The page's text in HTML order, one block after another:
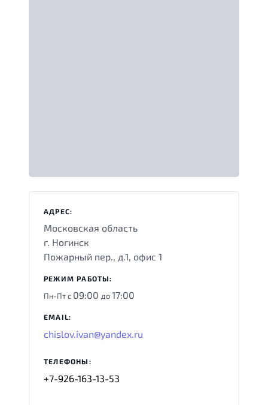
АДРЕС:
Московская область
г. Ногинск
Пожарный пер., д.1, офис 1
РЕЖИМ РАБОТЫ:
Пн-Пт с 09:00 до17:00
EMAIL:
chislov.ivan@yandex.ru
ТЕЛЕФОНЫ:
+7-926-163-13-53